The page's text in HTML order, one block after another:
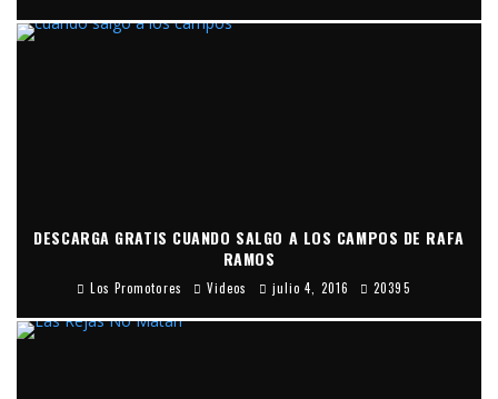
DESCARGA GRATIS CUANDO SALGO A LOS CAMPOS DE RAFA
RAMOS
Los Promotores Videos julio 4, 2016 20395